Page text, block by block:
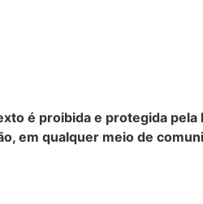
é proibida e protegida
em qualquer meio de